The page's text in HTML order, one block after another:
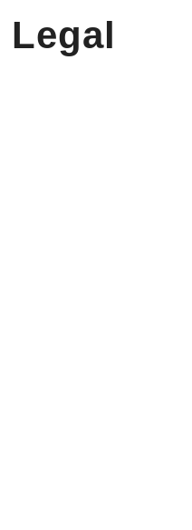
Legal